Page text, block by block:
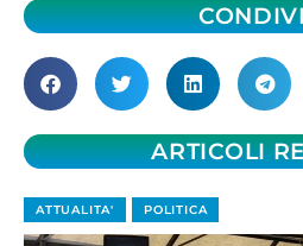
ARTICOLI
ATTUALITA' POLITICA